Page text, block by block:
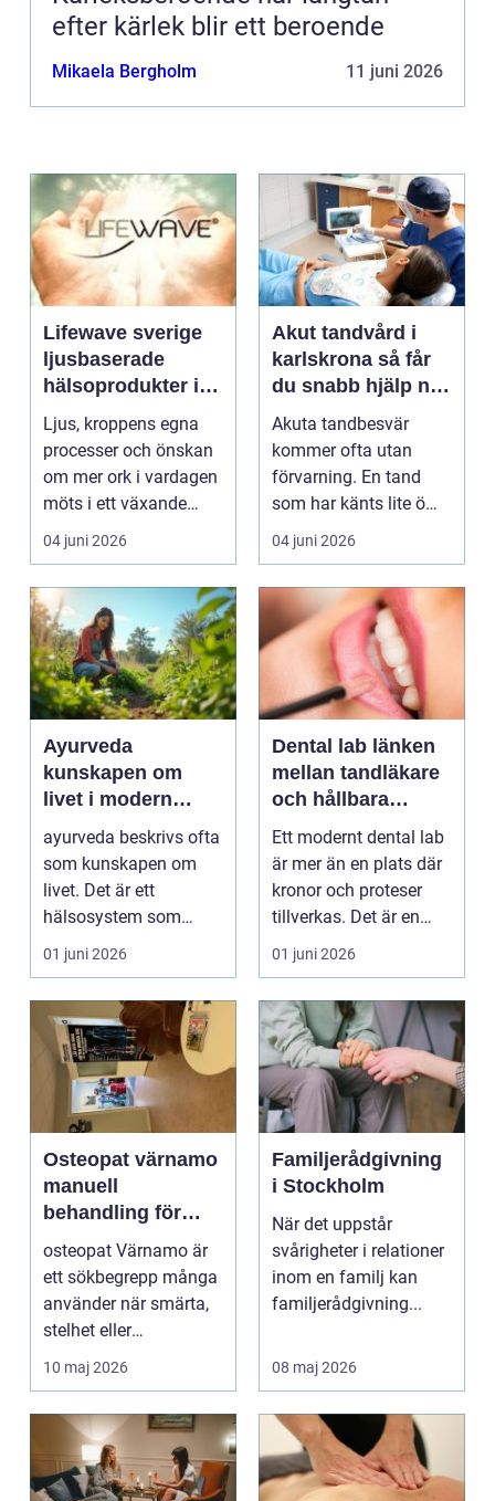
efter kärlek blir ett beroende
Mikaela Bergholm 11 juni 2026
Lifewave sverige
ljusbaserade
hälsoprodukter i
fokus
Ljus, kroppens egna
processer och önskan
om mer ork i vardagen
möts i ett växande
intresse för fotot...
04 juni 2026
Akut tandvård i
karlskrona så får
du snabb hjälp när
tanden krisar
Akuta tandbesvär
kommer ofta utan
förvarning. En tand
som har känts lite öm
kan plötsligt göra så
on...
04 juni 2026
Ayurveda
kunskapen om
livet i modern
vardag
ayurveda beskrivs ofta
som kunskapen om
livet. Det är ett
hälsosystem som
betonar balans, helhet
och...
01 juni 2026
Dental lab länken
mellan tandläkare
och hållbara
leenden
Ett modernt dental lab
är mer än en plats där
kronor och proteser
tillverkas. Det är en
teknisk och ...
01 juni 2026
Osteopat värnamo
manuell
behandling för
minskad smärta
och Ökad rörlighet
osteopat Värnamo är
ett sökbegrepp många
använder när smärta,
stelhet eller
återkommande värk
börjar...
10 maj 2026
Familjerådgivning
i Stockholm
När det uppstår
svårigheter i relationer
inom en familj kan
familjerådgivning...
08 maj 2026